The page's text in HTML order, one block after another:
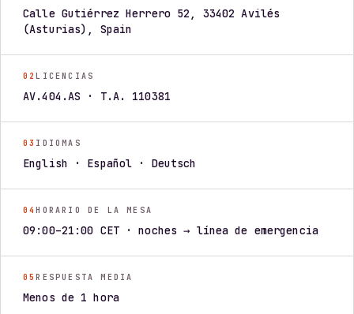
Calle Gutiérrez Herrero 52, 33402 Avilés
(Asturias), Spain
02 LICENCIAS
AV.404.AS · T.A. 110381
03 IDIOMAS
English · Español · Deutsch
04 HORARIO DE LA MESA
09:00–21:00 CET · noches → línea de emergencia
05 RESPUESTA MEDIA
Menos de 1 hora